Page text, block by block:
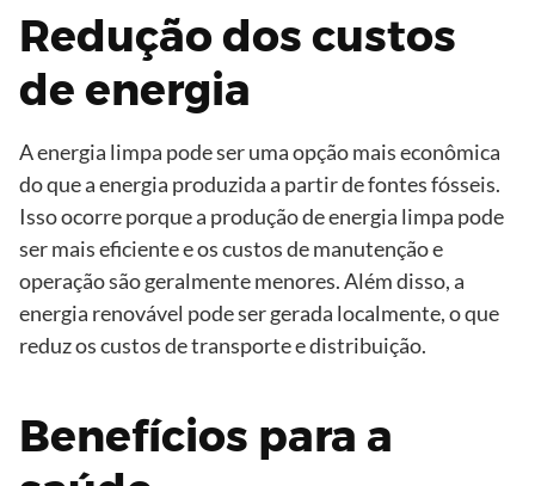
Redução dos custos
de energia
A energia limpa pode ser uma opção mais econômica
do que a energia produzida a partir de fontes fósseis.
Isso ocorre porque a produção de energia limpa pode
ser mais eficiente e os custos de manutenção e
operação são geralmente menores. Além disso, a
energia renovável pode ser gerada localmente, o que
reduz os custos de transporte e distribuição.
Benefícios para a